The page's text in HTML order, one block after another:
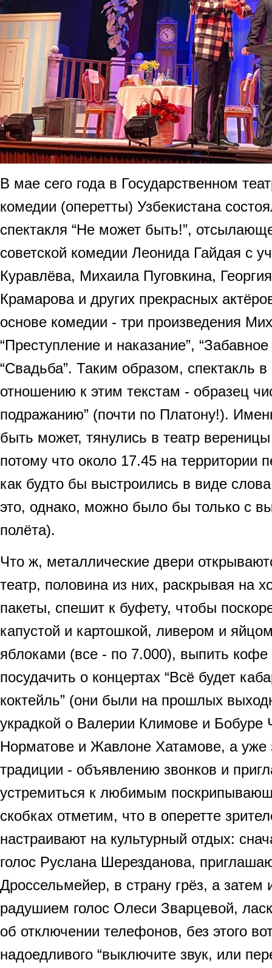
В мае сего года в Государственном
комедии (оперетты) Узбекистана
спектакля “Не может быть!”,
советской комедии Леонида Гайдая с
Куравлёва, Михаила Пуговкина,
Крамарова и других прекрасных
основе комедии - три произведения
“Преступление и наказание”,
“Свадьба”. Таким образом, спектакль в
отношению к этим текстам - образец
подражанию” (почти по Платону!).
быть может, тянулись в театр
потому что около 17.45 на территории
как будто бы выстроились в виде
это, однако, можно было бы только с
полёта).
Что ж, металлические двери
театр, половина из них, раскрывая на
пакеты, спешит к буфету, чтобы
капустой и картошкой, ливером и
яблоками (все - по 7.000), выпить кофе
посудачить о концертах “Всё будет
коктейль” (они были на прошлых
украдкой о Валерии Климове и Бобуре
Норматове и Жавлоне Хатамове, а уже
традиции - объявлению звонков и
устремиться к любимым
скобках отметим, что в оперетте
настраивают на культурный отдых:
голос Руслана Шерезданова,
Дроссельмейер, в страну грёз, а затем
радушием голос Олеси Зварцевой,
об отключении телефонов, без этого
надоедливого “выключите звук, или